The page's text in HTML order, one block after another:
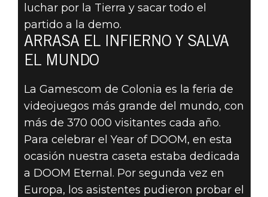
DOOM ETERNAL
ARRASA EN LA
GAMESCOM
luchar por la Tierra y sacar todo el
partido a la demo.
ARRASA EL INFIERNO Y SALVA
EL MUNDO
La Gamescom de Colonia es la feria de
videojuegos más grande del mundo, con
más de 370 000 visitantes cada año.
Para celebrar el Year of DOOM, en esta
ocasión nuestra caseta estaba dedicada
a DOOM Eternal. Por segunda vez en
Europa, los asistentes pudieron probar el